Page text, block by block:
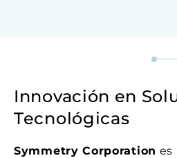
Innovación en
Tecnológicas
Symmetry Corporation es